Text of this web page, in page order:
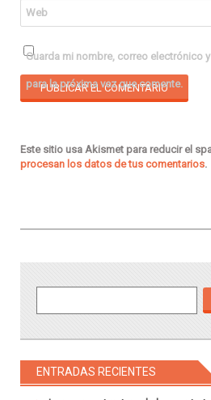
Web
Guarda mi nombre, correo electrónico
para la próxima vez que comente.
Este sitio usa Akismet para reducir el
procesan los datos de tus comentarios.
ENTRADAS RECIENTES